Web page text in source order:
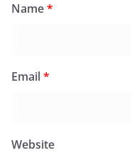
Name*
Email*
Website